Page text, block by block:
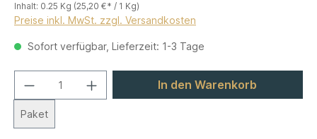
Inhalt: 0.25 Kg (25,20 €* / 1 Kg)
Preise inkl. MwSt. zzgl. Versandkosten
Sofort verfügbar, Lieferzeit: 1-3 Tage
Paket
In den Warenkorb